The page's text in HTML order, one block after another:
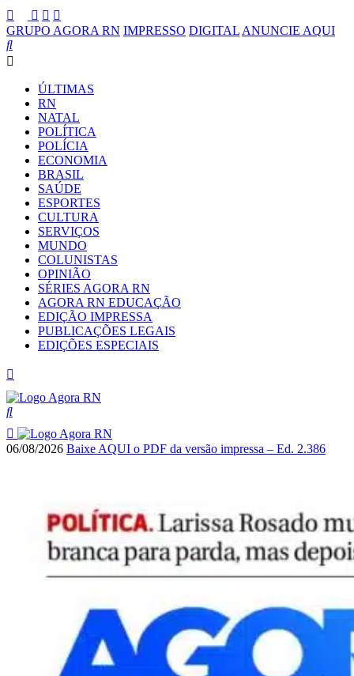
GRUPO AGORA RN IMPRESSO DIGITAL ANUNCIE AQUI
ÚLTIMAS
RN
NATAL
POLÍTICA
POLÍCIA
ECONOMIA
BRASIL
SAÚDE
ESPORTES
CULTURA
SERVIÇOS
MUNDO
COLUNISTAS
OPINIÃO
SÉRIES AGORA RN
AGORA RN EDUCAÇÃO
EDIÇÃO IMPRESSA
PUBLICAÇÕES LEGAIS
EDIÇÕES ESPECIAIS
06/08/2026 Baixe AQUI o PDF da versão impressa – Ed. 2.386